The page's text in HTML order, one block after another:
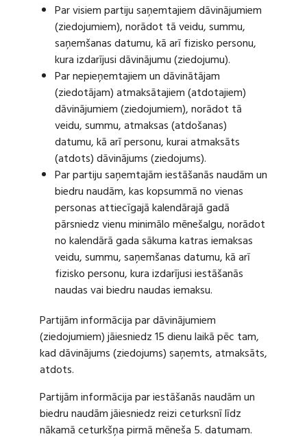
Par visiem partiju saņemtajiem dāvinājumiem
(ziedojumiem), norādot tā veidu, summu,
saņemšanas datumu, kā arī fizisko personu,
kura izdarījusi dāvinājumu (ziedojumu).
Par nepieņemtajiem un dāvinātājam
(ziedotājam) atmaksātajiem (atdotajiem)
dāvinājumiem (ziedojumiem), norādot tā
veidu, summu, atmaksas (atdošanas)
datumu, kā arī personu, kurai atmaksāts
(atdots) dāvinājums (ziedojums).
Par partiju saņemtajām iestāšanās naudām un
biedru naudām, kas kopsummā no vienas
personas attiecīgajā kalendārajā gadā
pārsniedz vienu minimālo mēnešalgu, norādot
no kalendārā gada sākuma katras iemaksas
veidu, summu, saņemšanas datumu, kā arī
fizisko personu, kura izdarījusi iestāšanās
naudas vai biedru naudas iemaksu.
Partijām informācija par dāvinājumiem
(ziedojumiem) jāiesniedz 15 dienu laikā pēc tam,
kad dāvinājums (ziedojums) saņemts, atmaksāts,
atdots.
Partijām informācija par iestāšanās naudām un
biedru naudām jāiesniedz reizi ceturksnī līdz
nākamā ceturkšņa pirmā mēneša 5. datumam.